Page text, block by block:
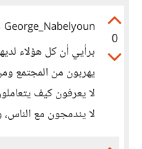
0
George_Nabelyoun
برأيي أن كل هؤلاء
يهربون من المجتمع
لا يعرفون كيف
لا يندمجون مع الناس،